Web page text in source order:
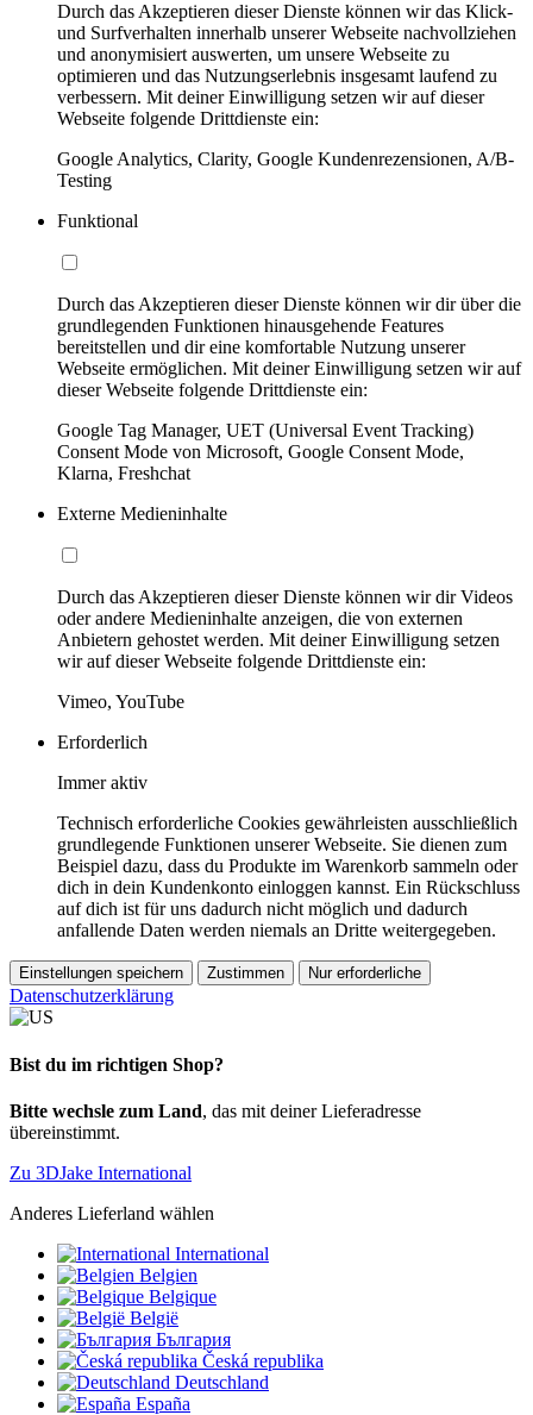
Durch das Akzeptieren dieser Dienste können wir das Klick-
und Surfverhalten innerhalb unserer Webseite nachvollziehen
und anonymisiert auswerten, um unsere Webseite zu
optimieren und das Nutzungserlebnis insgesamt laufend zu
verbessern. Mit deiner Einwilligung setzen wir auf dieser
Webseite folgende Drittdienste ein:
Google Analytics, Clarity, Google Kundenrezensionen, A/B-
Testing
Funktional
Durch das Akzeptieren dieser Dienste können wir dir über die
grundlegenden Funktionen hinausgehende Features
bereitstellen und dir eine komfortable Nutzung unserer
Webseite ermöglichen. Mit deiner Einwilligung setzen wir auf
dieser Webseite folgende Drittdienste ein:
Google Tag Manager, UET (Universal Event Tracking)
Consent Mode von Microsoft, Google Consent Mode,
Klarna, Freshchat
Externe Medieninhalte
Durch das Akzeptieren dieser Dienste können wir dir Videos
oder andere Medieninhalte anzeigen, die von externen
Anbietern gehostet werden. Mit deiner Einwilligung setzen
wir auf dieser Webseite folgende Drittdienste ein:
Vimeo, YouTube
Erforderlich
Immer aktiv
Technisch erforderliche Cookies gewährleisten ausschließlich
grundlegende Funktionen unserer Webseite. Sie dienen zum
Beispiel dazu, dass du Produkte im Warenkorb sammeln oder
dich in dein Kundenkonto einloggen kannst. Ein Rückschluss
auf dich ist für uns dadurch nicht möglich und dadurch
anfallende Daten werden niemals an Dritte weitergegeben.
Einstellungen speichern Zustimmen Nur erforderliche
Datenschutzerklärung
Bist du im richtigen Shop?
Bitte wechsle zum Land, das mit deiner Lieferadresse
übereinstimmt.
Zu 3DJake International
Anderes Lieferland wählen
International
Belgien
Belgique
België
България
Česká republika
Deutschland
España